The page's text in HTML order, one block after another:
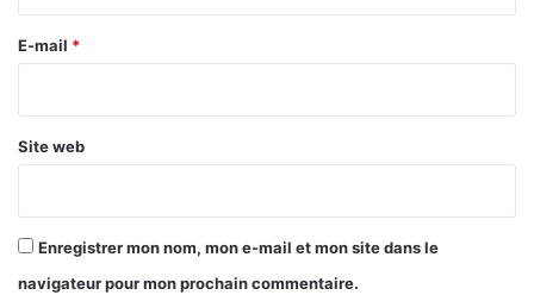
e
E-mail *
Site web
Enregistrer mon nom, mon e-mail et mon site dans le
navigateur pour mon prochain commentaire.